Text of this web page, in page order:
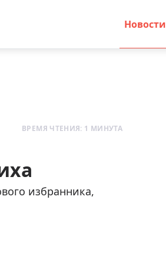
Новости
ВРЕМЯ ЧТЕНИЯ: 1 МИНУТА
избранника,